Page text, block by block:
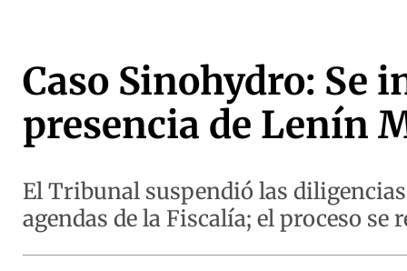
Caso Sinohydro: Se
presencia de Lenín
El Tribunal suspendió las
agendas de la Fiscalía; el proceso se